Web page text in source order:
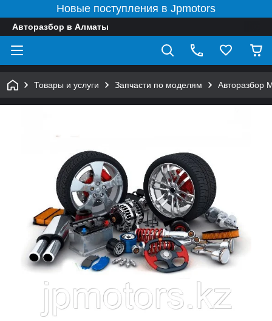
Новые поступления в Jpmotors
Авторазбор в Алматы
Товары и услуги Запчасти по моделям Авторазбор